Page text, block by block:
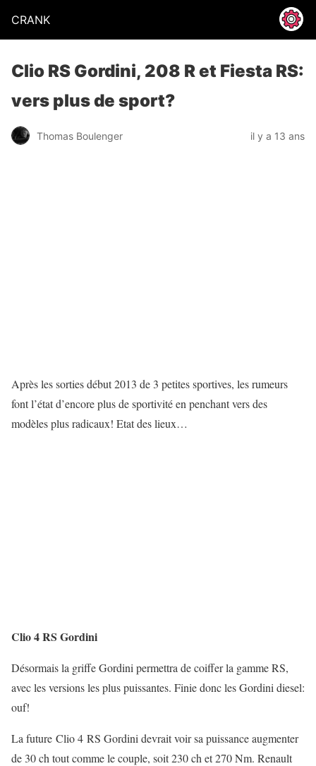
CRANK
Clio RS Gordini, 208 R et Fiesta RS:
vers plus de sport?
Thomas Boulenger il y a 13 ans
Après les sorties début 2013 de 3 petites sportives, les rumeurs
font l’état d’encore plus de sportivité en penchant vers des
modèles plus radicaux! Etat des lieux…
Clio 4 RS Gordini
Désormais la griffe Gordini permettra de coiffer la gamme RS,
avec les versions les plus puissantes. Finie donc les Gordini diesel:
ouf!
La future Clio 4 RS Gordini devrait voir sa puissance augmenter
de 30 ch tout comme le couple, soit 230 ch et 270 Nm. Renault